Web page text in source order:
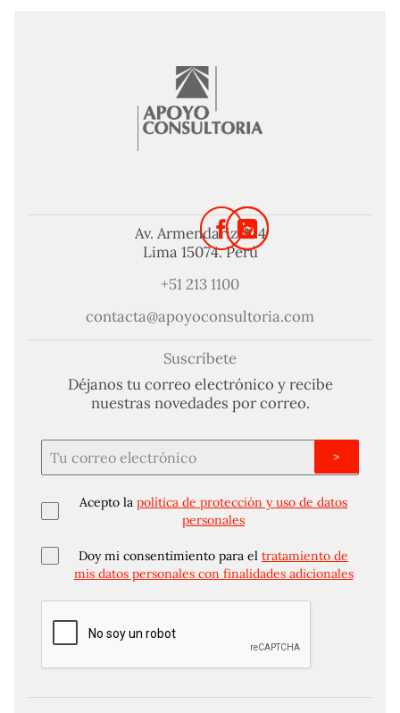
Av. Armendariz 424
Lima 15074. Perú
+51 213 1100
contacta@apoyoconsultoria.com
Suscríbete
Déjanos tu correo electrónico y recibe
nuestras novedades por correo.
Acepto la política de protección y uso de datos
personales
Doy mi consentimiento para el tratamiento de
mis datos personales con finalidades adicionales
>